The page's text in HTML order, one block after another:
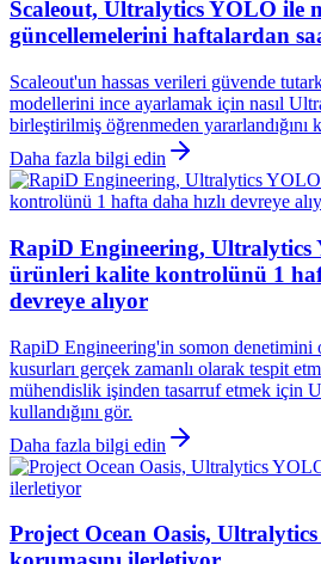
Scaleout, Ultralytics YOLO ile
güncellemelerini haftalardan
Scaleout'un hassas verileri güvende
modellerini ince ayarlamak için nasıl
birleştirilmiş öğrenmeden yararlandığını
Daha fazla bilgi edin
RapiD Engineering, Ultralytics
ürünleri kalite kontrolünü 1
devreye alıyor
RapiD Engineering'in somon denetimini
kusurları gerçek zamanlı olarak tespit
mühendislik işinden tasarruf etmek için
kullandığını gör.
Daha fazla bilgi edin
Project Ocean Oasis,